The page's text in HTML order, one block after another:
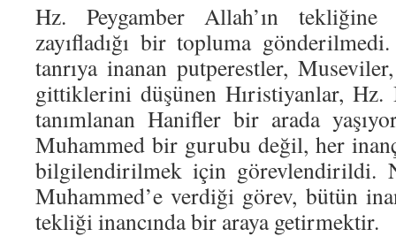
Hz. Peygamber Allah’ın tekliğine
zayıfladığı bir topluma
tanrıya inanan putperestler,
gittiklerini düşünen Hıristiyanlar,
tanımlanan Hanifler bir arada
Muhammed bir gurubu değil, her
bilgilendirilmek için görevlendirildi.
Muhammed’e verdiği görev, bütün
tekliği inancında bir araya getirmektir.